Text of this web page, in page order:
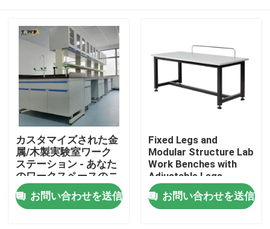
ホーム
カスタマイズされた金
属/木製実験室ワーク
ステーション - あなた
のワークスペースのニ
ーズに最適なソリュー
ションお問い合わせを送信
Fixed Legs and
Modular Structure Lab
Work Benches with
Adjustable Legs
お問い合わせを送信